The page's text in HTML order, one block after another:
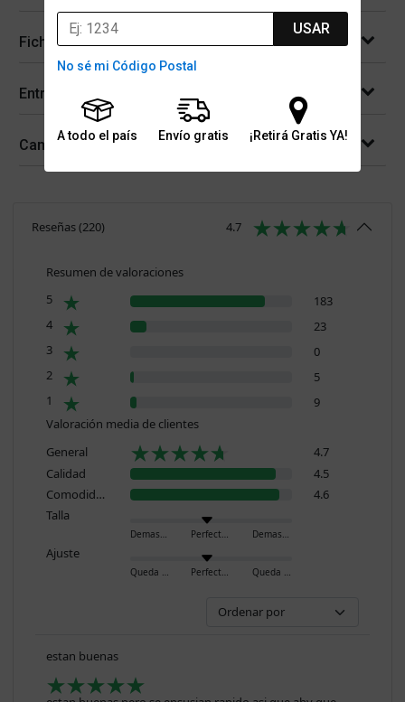
USAR
No sé mi Código Postal
A todo el país Envío gratis ¡Retirá Gratis YA!
Ficha técnica
Entregas
Cambios y devoluciones
Reseñas(220) 4.7
Resumen de valoraciones
5
183
4
23
3
0
2
5
1
9
Valoración media de clientes
General
4.7
Calidad
4.5
Comodidad
4.6
Talla
Demasiado pequeño Perfecto Demasiado grande
Ajuste
Queda ajustado Perfecto Queda holgado
estan buenas